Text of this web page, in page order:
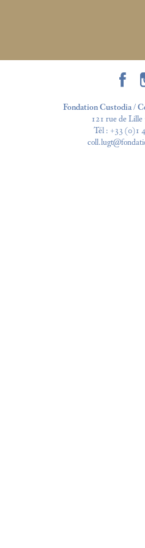
Fondation Custodia /
121 rue de Lille
Tél : +33 (0)1